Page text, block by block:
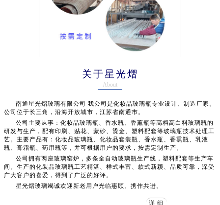
关于星光熠
About
南通星光熠玻璃有限公司 我公司是化妆品玻璃瓶专业设计、制造厂家。
公司位于长三角，沿海开放城市，江苏省南通市。
公司主要从事：化妆品玻璃瓶、香水瓶、香薰瓶等高档高白料玻璃瓶的
研发与生产，配有印刷、贴花、蒙砂、烫金、塑料配套等玻璃瓶技术处理工
艺。主要产品有：化妆品玻璃瓶、化妆品套装瓶、香水瓶、香熏瓶、乳液
瓶、膏霜瓶、药用瓶等，并可根据用户的要求，按需定制生产。
公司拥有两座玻璃窑炉，多条全自动玻璃瓶生产线，塑料配套等生产车
间。生产的化装品玻璃瓶工艺精湛、样式丰富、款式新颖、品质可靠，深受
广大客户的喜爱，得到了广泛的好评。
星光熠玻璃竭诚欢迎新老用户光临惠顾、携作共进。
详细